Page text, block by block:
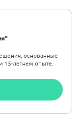
основанные
15-летнем опыте.